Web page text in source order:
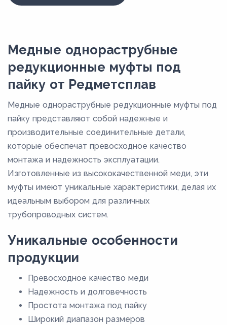
Медные однораструбные
редукционные муфты под
пайку от Редметсплав
Медные однораструбные редукционные муфты под
пайку представляют собой надежные и
производительные соединительные детали,
которые обеспечат превосходное качество
монтажа и надежность эксплуатации.
Изготовленные из высококачественной меди, эти
муфты имеют уникальные характеристики, делая их
идеальным выбором для различных
трубопроводных систем.
Уникальные особенности
продукции
Превосходное качество меди
Надежность и долговечность
Простота монтажа под пайку
Широкий диапазон размеров